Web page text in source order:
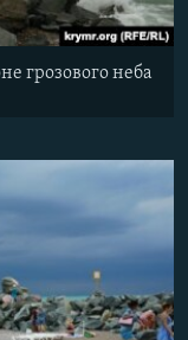
грозового неба